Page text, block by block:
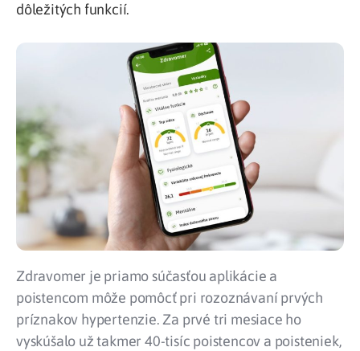
dôležitých funkcií.
Zdravomer je priamo súčasťou aplikácie a
poistencom môže pomôcť pri rozoznávaní prvých
príznakov hypertenzie. Za prvé tri mesiace ho
vyskúšalo už takmer 40-tisíc poistencov a poisteniek,